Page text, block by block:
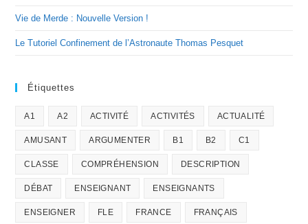
Vie de Merde : Nouvelle Version !
Le Tutoriel Confinement de l’Astronaute Thomas Pesquet
Étiquettes
A1 A2 ACTIVITÉ ACTIVITÉS ACTUALITÉ
AMUSANT ARGUMENTER B1 B2 C1
CLASSE COMPRÉHENSION DESCRIPTION
DÉBAT ENSEIGNANT ENSEIGNANTS
ENSEIGNER FLE FRANCE FRANÇAIS